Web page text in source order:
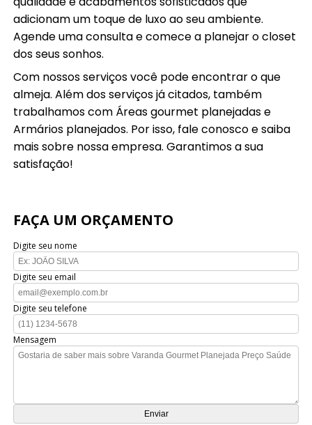
adicionam um toque de luxo ao seu ambiente.
Agende uma consulta e comece a planejar o closet
dos seus sonhos.
Com nossos serviços você pode encontrar o que
almeja. Além dos serviços já citados, também
trabalhamos com Áreas gourmet planejadas e
Armários planejados. Por isso, fale conosco e saiba
mais sobre nossa empresa. Garantimos a sua
satisfação!
FAÇA UM ORÇAMENTO
Digite seu nome
Digite seu email
Digite seu telefone
Mensagem